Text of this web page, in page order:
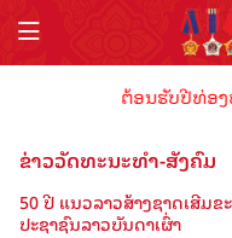
ຕ້ອນຮັບປີທ່ອງທ່
ຂ່າວວັດທະນະທຳ-ສັງຄົມ
50 ປີ ແນວລາວສ້າງຊາດເສີມ
ປະຊາຊົນລາວບັນດາເຜົ່າ